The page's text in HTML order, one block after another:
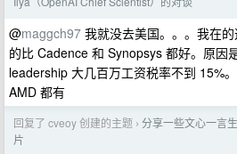
@maggch97 我就没去美国。。。我在
的比 Cadence 和 Synopsys 都好。原因
leadership 大几百万工资税率不到 15%
AMD 都有
回复了 cveoy 创建的主题 › 分享一些文心一言
片